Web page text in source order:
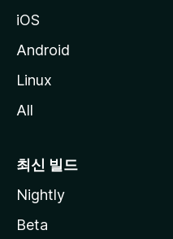
iOS
Android
Linux
All
최신 빌드
Nightly
Beta